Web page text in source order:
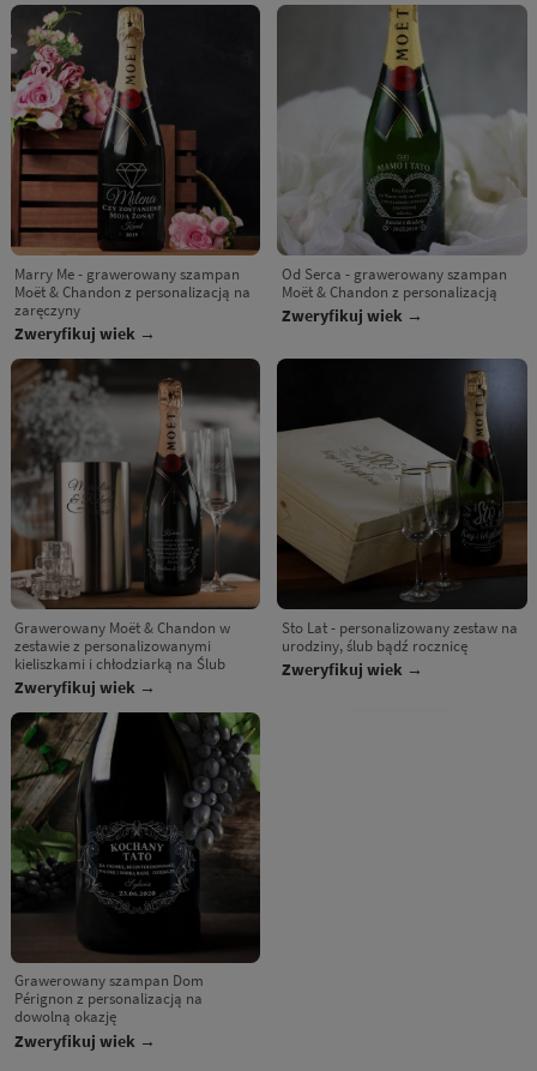
Marry Me - grawerowany szampan
Moët & Chandon z personalizacją na
zaręczyny
Zweryfikuj wiek →
Od Serca - grawerowany szampan
Moët & Chandon z personalizacją
Zweryfikuj wiek →
Grawerowany Moët & Chandon w
zestawie z personalizowanymi
kieliszkami i chłodziarką na Ślub
Zweryfikuj wiek →
Sto Lat - personalizowany zestaw na
urodziny, ślub bądź rocznicę
Zweryfikuj wiek →
Grawerowany szampan Dom
Pérignon z personalizacją na
dowolną okazję
Zweryfikuj wiek →